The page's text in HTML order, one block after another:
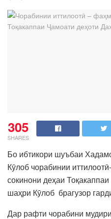
305
SHARES
Бо ибтикори шуъбаи
Кӯлоб чорабинии
сокинони деҳаи
шаҳри Кӯлоб брагузор
Дар рафти чорабини